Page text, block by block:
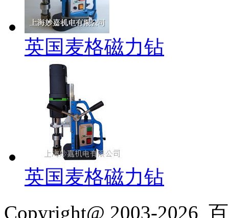
英国麦格磁力钻
英国麦格磁力钻
Copyright@ 2003-2026 百